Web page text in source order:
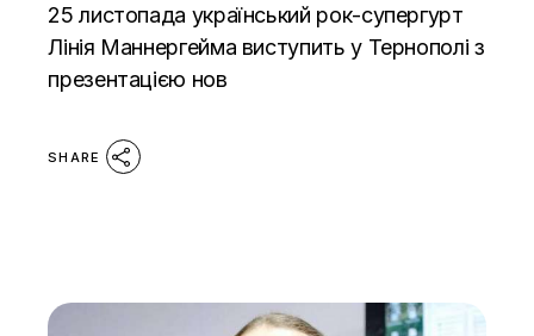
25 листопада український рок-супергурт
Лінія Маннергейма виступить у Тернополі з
презентацією нов
SHARE